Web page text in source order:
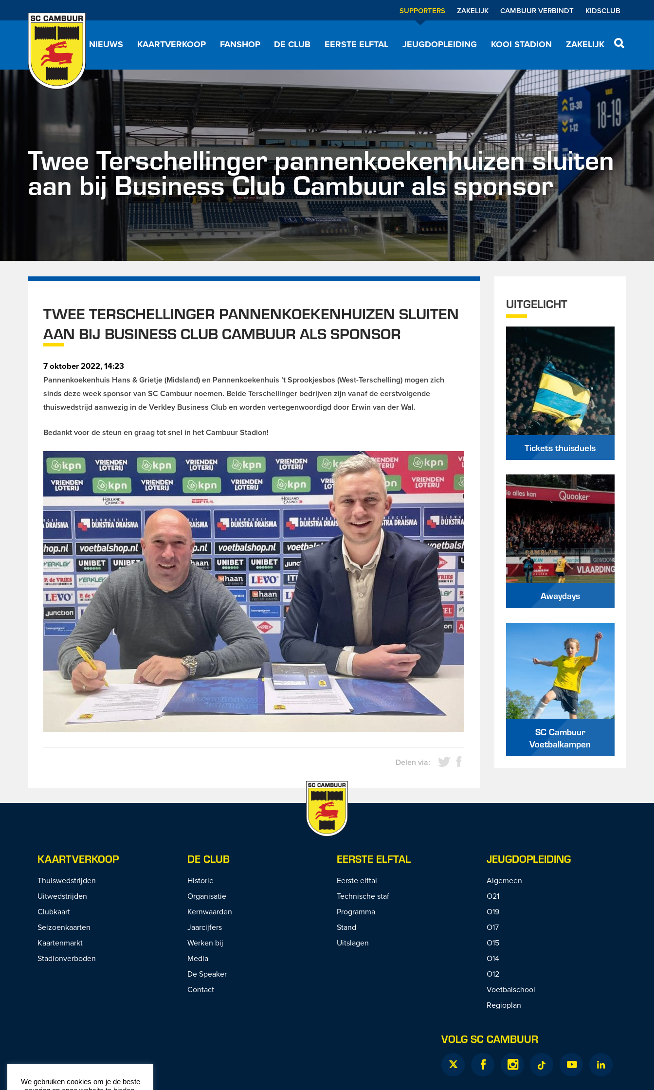
SUPPORTERS ZAKELIJK CAMBUUR VERBINDT KIDSCLUB
NIEUWS KAARTVERKOOP FANSHOP DE CLUB EERSTE ELFTAL JEUGDOPLEIDING KOOI STADION ZAKELIJK
Twee Terschellinger pannenkoekenhuizen sluiten
aan bij Business Club Cambuur als sponsor
TWEE TERSCHELLINGER PANNENKOEKENHUIZEN SLUITEN
AAN BIJ BUSINESS CLUB CAMBUUR ALS SPONSOR
7 oktober 2022, 14:23
Pannenkoekenhuis Hans & Grietje (Midsland) en Pannenkoekenhuis ’t Sprookjesbos (West-Terschelling) mogen zich
sinds deze week sponsor van SC Cambuur noemen. Beide Terschellinger bedrijven zijn vanaf de eerstvolgende
thuiswedstrijd aanwezig in de Verkley Business Club en worden vertegenwoordigd door Erwin van der Wal.
Bedankt voor de steun en graag tot snel in het Cambuur Stadion!
Delen via:
UITGELICHT
Tickets thuisduels
Awaydays
SC Cambuur
Voetbalkampen
KAARTVERKOOP
Thuiswedstrijden
Uitwedstrijden
Clubkaart
Seizoenkaarten
Kaartenmarkt
Stadionverboden
DE CLUB
Historie
Organisatie
Kernwaarden
Jaarcijfers
Werken bij
Media
De Speaker
Contact
EERSTE ELFTAL
Eerste elftal
Technische staf
Programma
Stand
Uitslagen
JEUGDOPLEIDING
Algemeen
O21
O19
O17
O15
O14
O12
Voetbalschool
Regioplan
VOLG SC CAMBUUR
We gebruiken cookies om je de beste